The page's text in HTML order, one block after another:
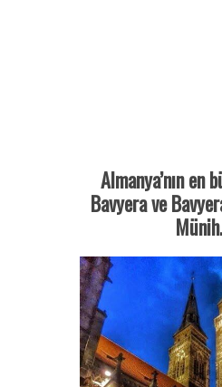
Almanya’nın en
Bavyera ve